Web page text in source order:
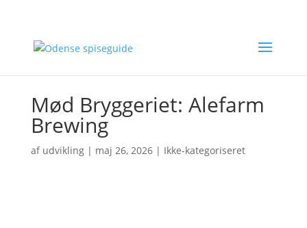
Mød Bryggeriet: Alefarm
Brewing
af udvikling| maj 26, 2026| Ikke-kategoriseret